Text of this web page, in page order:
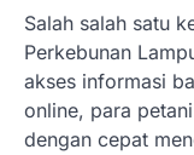
Salah salah satu
Perkebunan
akses informasi
online, para
dengan cepat